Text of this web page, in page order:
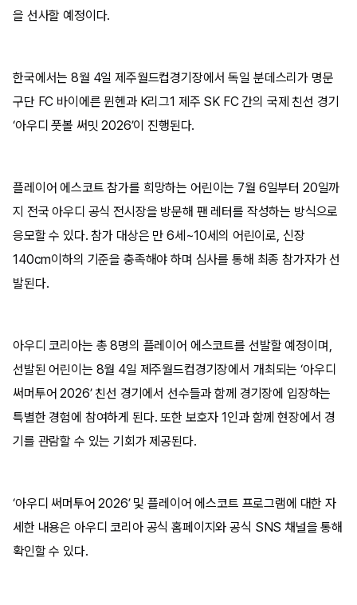
을 선사할 예정이다.
한국에서는 8월 4일 제주월드컵경기장에서 독일 분데스리가 명문
구단 FC 바이에른 뮌헨과 K리그1 제주 SK FC 간의 국제 친선 경기
‘아우디 풋볼 써밋 2026’이 진행된다.
플레이어 에스코트 참가를 희망하는 어린이는 7월 6일부터 20일까
지 전국 아우디 공식 전시장을 방문해 팬 레터를 작성하는 방식으로
응모할 수 있다. 참가 대상은 만 6세~10세의 어린이로, 신장
140cm이하의 기준을 충족해야 하며 심사를 통해 최종 참가자가 선
발된다.
아우디 코리아는 총 8명의 플레이어 에스코트를 선발할 예정이며,
선발된 어린이는 8월 4일 제주월드컵경기장에서 개최되는 ‘아우디
써머투어 2026’ 친선 경기에서 선수들과 함께 경기장에 입장하는
특별한 경험에 참여하게 된다. 또한 보호자 1인과 함께 현장에서 경
기를 관람할 수 있는 기회가 제공된다.
‘아우디 써머투어 2026’ 및 플레이어 에스코트 프로그램에 대한 자
세한 내용은 아우디 코리아 공식 홈페이지와 공식 SNS 채널을 통해
확인할 수 있다.